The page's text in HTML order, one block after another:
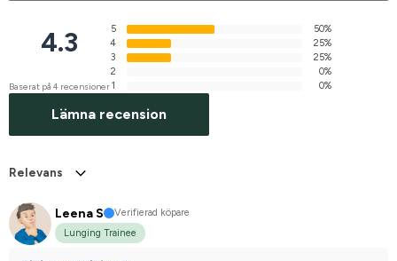
4.3
Baserat på 4 recensioner
5
50%
4
25%
3
25%
2
0%
1
0%
Lämna recension
Relevans
Leena S
Verifierad köpare
Lunging Trainee